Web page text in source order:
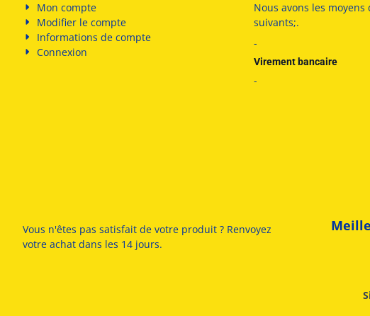
Mon compte
Modifier le compte
Informations de compte
Connexion
Nous avons les moyens
suivants;.
-
Virement bancaire
-
Vous n'êtes pas satisfait de votre produit ? Renvoyez
votre achat dans les 14 jours.